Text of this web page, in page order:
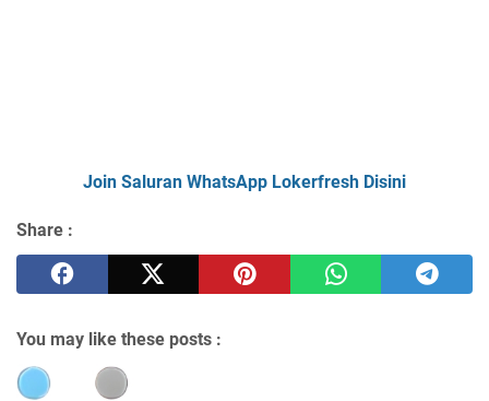
Join Saluran WhatsApp Lokerfresh Disini
Share :
You may like these posts :